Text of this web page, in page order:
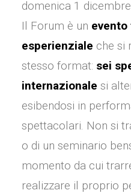
domenica 1
Il Forum è un evento
esperienziale che si
stesso format: sei
internazionale si
esibendosi in
spettacolari. Non si
o di un seminario
momento da cui
realizzare il proprio